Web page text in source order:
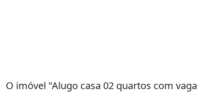
O imóvel "Alugo casa 02 quartos com vaga